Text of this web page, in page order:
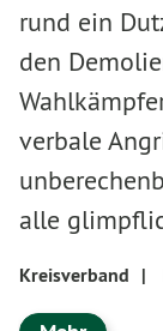
rund ein
den
verbale
alle
Kreisverband |